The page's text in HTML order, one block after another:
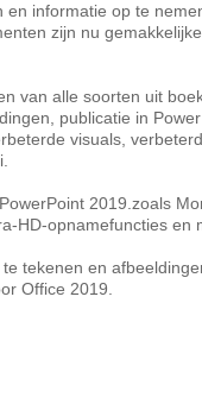
informatie op te
zijn nu
van alle soorten uit
publicatie in
visuals,
2019.zoals
HD-opnamefuncties en
tekenen en
Office 2019.